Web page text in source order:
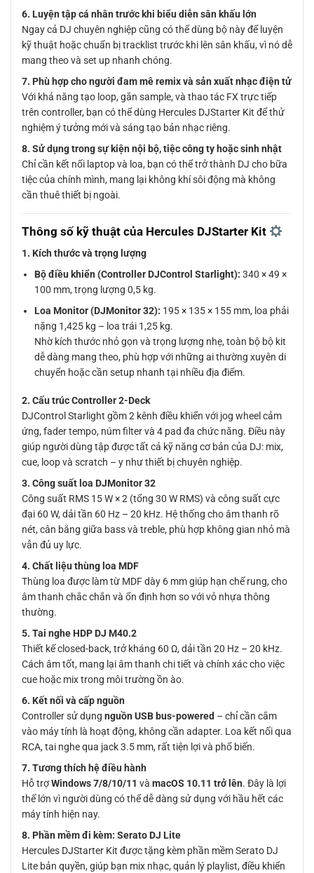
6. Luyện tập cá nhân trước khi biểu diễn sân khấu lớn
Ngay cả DJ chuyên nghiệp cũng có thể dùng bộ này để luyện
kỹ thuật hoặc chuẩn bị tracklist trước khi lên sân khấu, vì nó dễ
mang theo và set up nhanh chóng.
7. Phù hợp cho người đam mê remix và sản xuất nhạc điện tử
Với khả năng tạo loop, gắn sample, và thao tác FX trực tiếp
trên controller, bạn có thể dùng Hercules DJStarter Kit để thử
nghiệm ý tưởng mới và sáng tạo bản nhạc riêng.
8. Sử dụng trong sự kiện nội bộ, tiệc công ty hoặc sinh nhật
Chỉ cần kết nối laptop và loa, bạn có thể trở thành DJ cho bữa
tiệc của chính mình, mang lại không khí sôi động mà không
cần thuê thiết bị ngoài.
Thông số kỹ thuật của Hercules DJStarter Kit
1. Kích thước và trọng lượng
Bộ điều khiển (Controller DJControl Starlight): 340 × 49 ×
100 mm, trọng lượng 0,5 kg.
Loa Monitor (DJMonitor 32): 195 × 135 × 155 mm, loa phải
nặng 1,425 kg – loa trái 1,25 kg.
Nhờ kích thước nhỏ gọn và trọng lượng nhẹ, toàn bộ bộ kit
dễ dàng mang theo, phù hợp với những ai thường xuyên di
chuyển hoặc cần setup nhanh tại nhiều địa điểm.
2. Cấu trúc Controller 2-Deck
DJControl Starlight gồm 2 kênh điều khiển với jog wheel cảm
ứng, fader tempo, núm filter và 4 pad đa chức năng. Điều này
giúp người dùng tập được tất cả kỹ năng cơ bản của DJ: mix,
cue, loop và scratch – y như thiết bị chuyên nghiệp.
3. Công suất loa DJMonitor 32
Công suất RMS 15 W × 2 (tổng 30 W RMS) và công suất cực
đại 60 W, dải tần 60 Hz – 20 kHz. Hệ thống cho âm thanh rõ
nét, cân bằng giữa bass và treble, phù hợp không gian nhỏ mà
vẫn đủ uy lực.
4. Chất liệu thùng loa MDF
Thùng loa được làm từ MDF dày 6 mm giúp hạn chế rung, cho
âm thanh chắc chắn và ổn định hơn so với vỏ nhựa thông
thường.
5. Tai nghe HDP DJ M40.2
Thiết kế closed-back, trở kháng 60 Ω, dải tần 20 Hz – 20 kHz.
Cách âm tốt, mang lại âm thanh chi tiết và chính xác cho việc
cue hoặc mix trong môi trường ồn ào.
6. Kết nối và cấp nguồn
Controller sử dụng nguồn USB bus-powered – chỉ cần cắm
vào máy tính là hoạt động, không cần adapter. Loa kết nối qua
RCA, tai nghe qua jack 3.5 mm, rất tiện lợi và phổ biến.
7. Tương thích hệ điều hành
Hỗ trợWindows 7/8/10/11 và macOS 10.11 trở lên. Đây là lợi
thế lớn vì người dùng có thể dễ dàng sử dụng với hầu hết các
máy tính hiện nay.
8. Phần mềm đi kèm: Serato DJ Lite
Hercules DJStarter Kit được tặng kèm phần mềm Serato DJ
Lite bản quyền, giúp bạn mix nhạc, quản lý playlist, điều khiển